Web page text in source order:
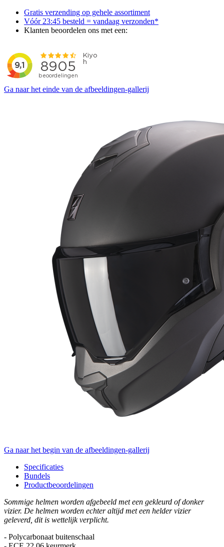
Gratis verzending op gehele assortiment
Vóór 23:45 besteld = vandaag verzonden*
Klanten beoordelen ons met een:
Ga naar het einde van de afbeeldingen-gallerij
Ga naar het begin van de afbeeldingen-gallerij
Specificaties
Bundels
Productbeoordelingen
Sommige helmen worden afgebeeld met een gekleurd of donker
vizier. De helmen worden echter altijd met een helder vizier
geleverd, dit is wettelijk verplicht.
- Polycarbonaat buitenschaal